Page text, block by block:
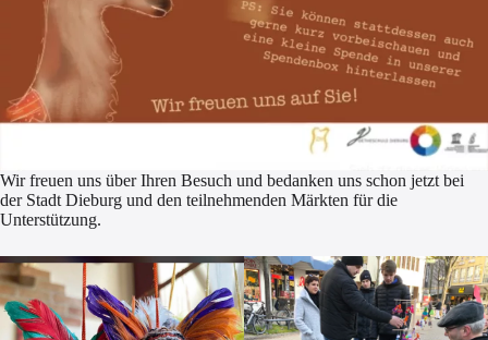
Wir freuen uns über Ihren Besuch und bedanken uns schon jetzt bei
der Stadt Dieburg und den teilnehmenden Märkten für die
Unterstützung.